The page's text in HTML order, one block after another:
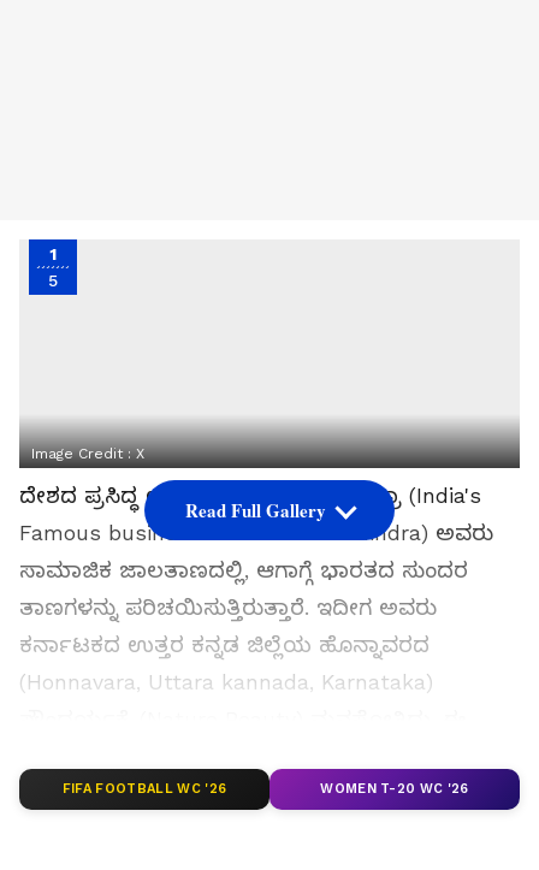
1
5
Image Credit :X
ದೇಶದ ಪ್ರಸಿದ್ಧ ಉದ್ಯಮಿ ಆನಂದ್ ಮಹೀಂದ್ರಾ (India's
Famous businessman Anand Mahindra) ಅವರು
ಸಾಮಾಜಿಕ ಜಾಲತಾಣದಲ್ಲಿ, ಆಗಾಗ್ಗೆ ಭಾರತದ ಸುಂದರ
ತಾಣಗಳನ್ನು ಪರಿಚಯಿಸುತ್ತಿರುತ್ತಾರೆ. ಇದೀಗ ಅವರು
ಕರ್ನಾಟಕದ ಉತ್ತರ ಕನ್ನಡ ಜಿಲ್ಲೆಯ ಹೊನ್ನಾವರದ
(Honnavara, Uttara kannada, Karnataka)
Read Full Gallery
FIFA FOOTBALL WC '26 WOMEN T-20 WC '26